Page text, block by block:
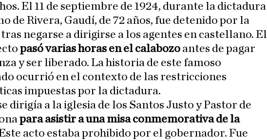
El 11 de septiembre de 1924, durante la dictadura
de Rivera, Gaudí, de 72 años, fue detenido por la
negarse a dirigirse a los agentes en castellano. El
pasó varias horas en el calabozo antes de pagar
y ser liberado. La historia de este famoso
ocurrió en el contexto de las restricciones
impuestas por la dictadura.
dirigía a la iglesia de los Santos Justo y Pastor de
para asistir a una misa conmemorativa de la
acto estaba prohibido por el gobernador. Fue